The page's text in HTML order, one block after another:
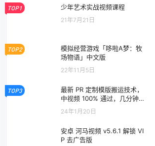
TOP1 少年艺术实战视频课程
21年7月21日
TOP2
模拟经营游戏「哆啦A梦：牧
场物语」中文版
22年11月5日
TOP3
最新 PR 定制模版搬运技术，
中视频 100% 通过，几分钟一
条视频，轻松月入 1W＋
24年1月20日
安卓 河马视频 v5.6.1 解锁 VI
P 去广告版